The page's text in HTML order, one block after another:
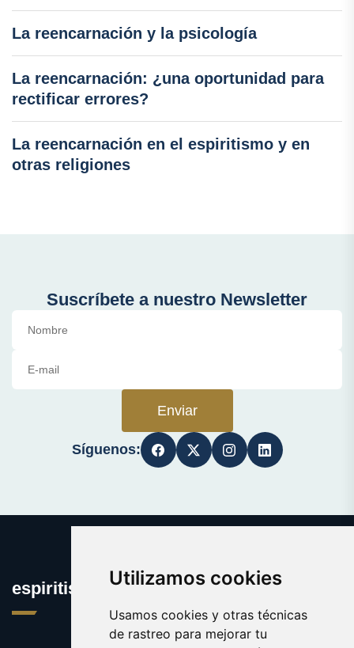
Utilizamos cookies
Usamos cookies y otras técnicas
de rastreo para mejorar tu
La reencarnación y la psicología
La reencarnación: ¿una oportunidad para
rectificar errores?
La reencarnación en el espiritismo y en
otras religiones
Suscríbete a nuestro Newsletter
Enviar
Síguenos:
espiritista.es